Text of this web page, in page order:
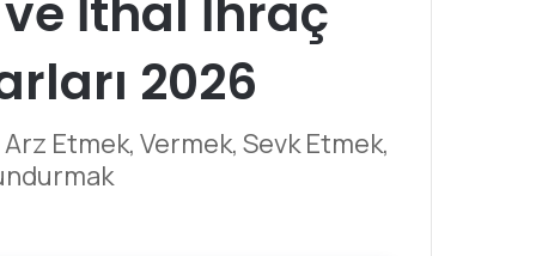
İthal İhraç
2026
Etmek, Vermek, Sevk Etmek,